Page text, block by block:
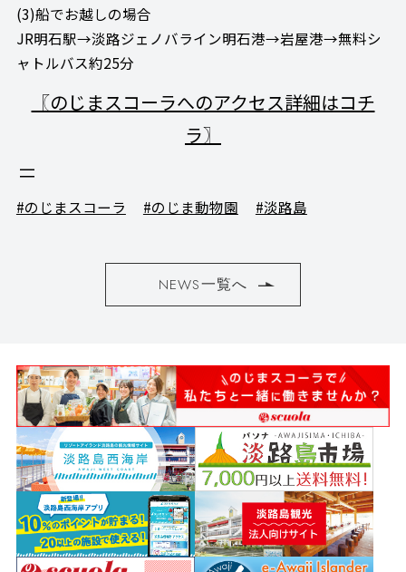
(3)船でお越しの場合
JR明石駅→淡路ジェノバライン明石港→岩屋港→無料シ
ャトルバス約25分
〖のじまスコーラへのアクセス詳細はコチ
ラ〗
#のじまスコーラ #のじま動物園 #淡路島
NEWS一覧へ